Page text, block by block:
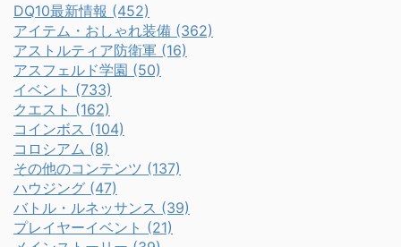
DQ10最新情報 (452)
アイテム・おしゃれ装備 (362)
アストルティア防衛軍 (16)
アスフェルド学園 (50)
イベント (733)
クエスト (162)
コインボス (104)
コロシアム (8)
その他のコンテンツ (137)
ハウジング (47)
バトル・ルネッサンス (39)
プレイヤーイベント (21)